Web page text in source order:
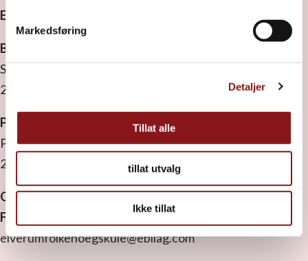
Markedsføring
Detaljer
Tillat alle
tillat utvalg
Ikke tillat
E-post:
Besøksadresse
Strandbygdvegen 143
2409 Elverum
Postadresse
Postboks 1629
2409 Elverum
Org. nr:971 533 889 MVA
Faktura:
elverumfolkehoegskule@ebilag.com